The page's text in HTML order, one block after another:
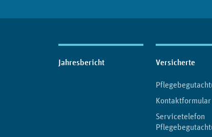
Inhaltsübersicht
Jahresbericht Versicherte
Servicetelefon